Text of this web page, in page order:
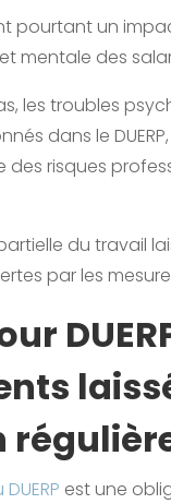
pourtant un
mentale des
les troubles
dans le
risques
du travail
par les
est une